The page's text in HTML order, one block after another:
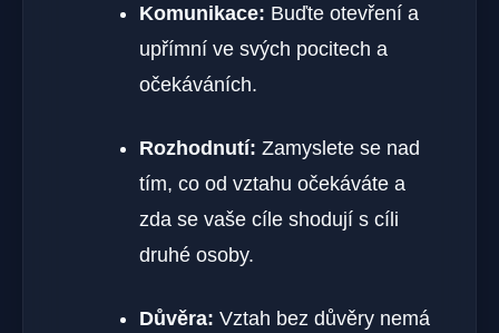
Komunikace: Buďte otevření a
upřímní ve svých pocitech a
očekáváních.
Rozhodnutí: Zamyslete se nad
tím, co od vztahu očekáváte a
zda se vaše cíle shodují s cíli
druhé osoby.
Důvěra: Vztah bez důvěry nemá